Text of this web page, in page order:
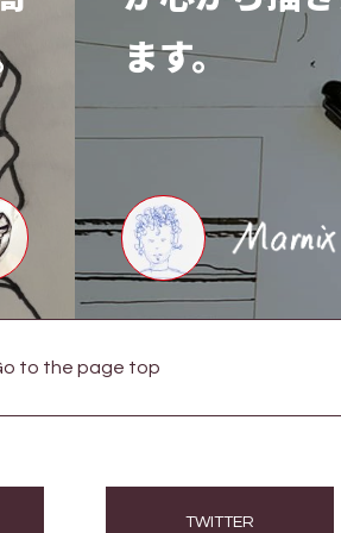
ます。
to the page top
TWITTER